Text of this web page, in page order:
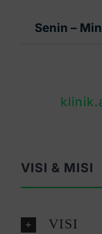
Senin –
VISI & MISI
VISI